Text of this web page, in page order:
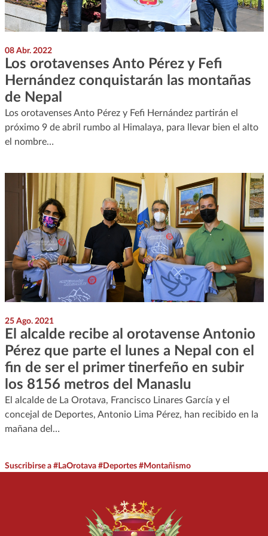
08 Abr. 2022
Los orotavenses Anto Pérez y Fefi
Hernández conquistarán las montañas
de Nepal
Los orotavenses Anto Pérez y Fefi Hernández partirán el
próximo 9 de abril rumbo al Himalaya, para llevar bien el alto
el nombre…
25 Ago. 2021
El alcalde recibe al orotavense Antonio
Pérez que parte el lunes a Nepal con el
fin de ser el primer tinerfeño en subir
los 8156 metros del Manaslu
El alcalde de La Orotava, Francisco Linares García y el
concejal de Deportes, Antonio Lima Pérez, han recibido en la
mañana del…
Suscribirse a #LaOrotava #Deportes #Montañismo